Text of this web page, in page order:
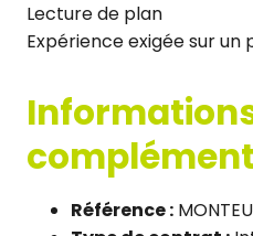
Lecture de plan
Expérience exigée sur un
Référence :